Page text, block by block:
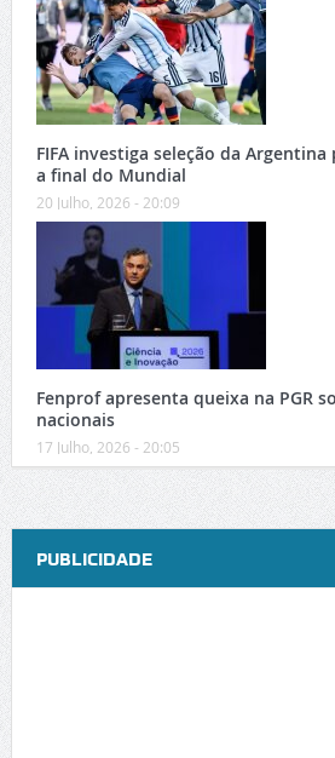
FIFA investiga seleção da
a final do Mundial
20 Julho, 2026 - 20:09
Fenprof apresenta queixa na PGR
nacionais
17 Julho, 2026 - 20:05
PUBLICIDADE